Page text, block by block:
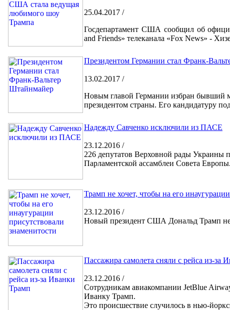
25.04.2017 /
Госдепартамент США сообщил об
and Friends» телеканала «Fox News» -
Президентом Германии стал Франк-
13.02.2017 /
Новым главой Германии избран бывший
президентом страны. Его кандидатуру
Надежду Савченко исключили из ПАСЕ
23.12.2016 /
226 депутатов Верховной рады Украины
Парламентской ассамблеи Совета Европы.
Трамп не хочет, чтобы на его
23.12.2016 /
Новый президент США Дональд Трамп не
Пассажира самолета сняли с рейса из-за
23.12.2016 /
Сотрудникам авиакомпании JetBlue
Иванку Трамп.
Это происшествие случилось в нью-